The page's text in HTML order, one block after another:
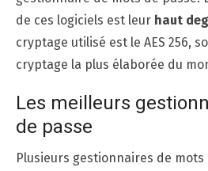
de ces logiciels est leur haut
cryptage utilisé est le AES 256,
cryptage la plus élaborée du
Les meilleurs
de passe
Plusieurs gestionnaires de